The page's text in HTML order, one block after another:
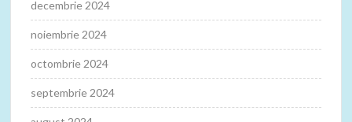
decembrie 2024
noiembrie 2024
octombrie 2024
septembrie 2024